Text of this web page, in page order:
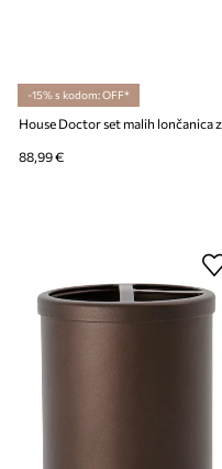
-15% s kodom: OFF*
88,99 €